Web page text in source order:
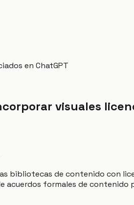
en ChatGPT
visuales
bibliotecas de contenido con
acuerdos formales de